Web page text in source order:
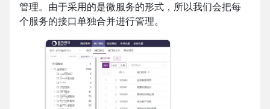
管理。由于采用的是微服务的形式，所以我们会把每
个服务的接口单独合并进行管理。